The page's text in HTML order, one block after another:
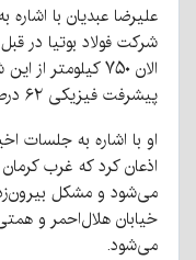
شرکت فولاد بوتیا در
الان ۷۵۰
پیشرفت فیزیکی ۶۲ درصد دارد.
او با اشاره به جلسات
اذعان کرد که غرب
می‌شود و مشکل
خیابان هلال‌احمر و
می‌شود.